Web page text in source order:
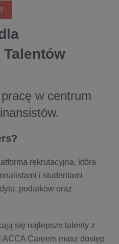
w centrum
rekrutacyjna, która
i studentami
podatków oraz
się najlepsze talenty z
ACCA Careers masz dostęp